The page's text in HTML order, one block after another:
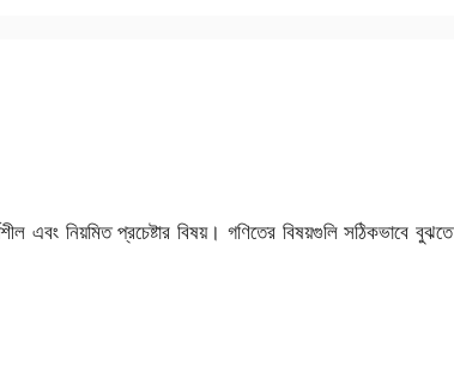
এবং নিয়মিত প্রচেষ্টার বিষয়। গণিতের বিষয়গুলি সঠিকভাবে বুঝতে